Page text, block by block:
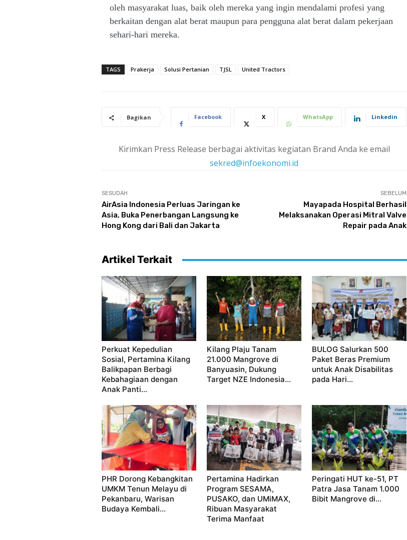
oleh masyarakat luas, baik oleh mereka yang ingin mendalami profesi yang
berkaitan dengan alat berat maupun para pengguna alat berat dalam pekerjaan
sehari-hari mereka.
TAGS Prakerja Solusi Pertanian TJSL United Tractors
Bagikan Facebook X WhatsApp Linkedin
Kirimkan Press Release berbagai aktivitas kegiatan Brand Anda ke email
sekred@infoekonomi.id
SESUDAH
AirAsia Indonesia Perluas Jaringan ke
Asia, Buka Penerbangan Langsung ke
Hong Kong dari Bali dan Jakarta
SEBELUM
Mayapada Hospital Berhasil
Melaksanakan Operasi Mitral Valve
Repair pada Anak
Artikel Terkait
Perkuat Kepedulian
Sosial, Pertamina Kilang
Balikpapan Berbagi
Kebahagiaan dengan
Anak Panti...
Kilang Plaju Tanam
21.000 Mangrove di
Banyuasin, Dukung
Target NZE Indonesia...
BULOG Salurkan 500
Paket Beras Premium
untuk Anak Disabilitas
pada Hari...
PHR Dorong Kebangkitan
UMKM Tenun Melayu di
Pekanbaru, Warisan
Budaya Kembali...
Pertamina Hadirkan
Program SESAMA,
PUSAKO, dan UMiMAX,
Ribuan Masyarakat
Terima Manfaat
Peringati HUT ke-51, PT
Patra Jasa Tanam 1.000
Bibit Mangrove di...